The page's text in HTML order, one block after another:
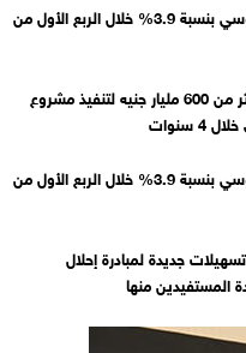
ارتفاع الدين العام الروسي بنسبة 3.9% خلال الربع الأول من
«المالية» تخصيص أكثر من 600 مليار جنيه لتنفيذ مشروع
سنوات
ارتفاع الدين العام الروسي بنسبة 3.9% خلال الربع الأول من
جديدة لمبادرة إحلال
المستفيدين منها